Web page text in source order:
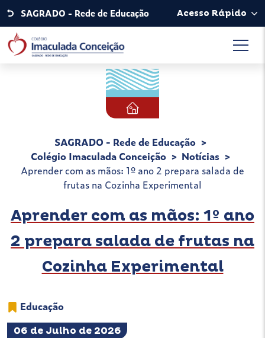
SAGRADO - Rede de Educação Acesso Rápido
SAGRADO - Rede de Educação
Colégio Imaculada Conceição
Notícias
Aprender com as mãos: 1º ano 2 prepara salada de
frutas na Cozinha Experimental
Aprender com as mãos: 1º ano
2 prepara salada de frutas na
Cozinha Experimental
Educação
06 de Julho de 2026